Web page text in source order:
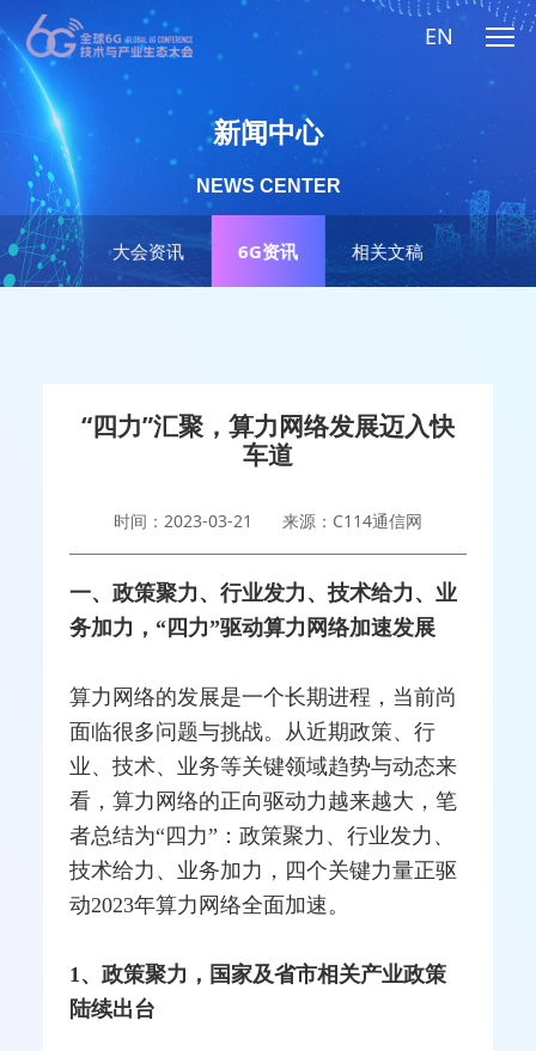
EN
大会资讯 6G资讯 相关文稿
新闻中心
NEWS CENTER
“四力”汇聚，算力网络发展迈入快
车道
时间：2023-03-21 来源：C114通信网
一、政策聚力、行业发力、技术给力、业
务加力，“四力”驱动算力网络加速发展
算力网络的发展是一个长期进程，当前尚
面临很多问题与挑战。从近期政策、行
业、技术、业务等关键领域趋势与动态来
看，算力网络的正向驱动力越来越大，笔
者总结为“四力”：政策聚力、行业发力、
技术给力、业务加力，四个关键力量正驱
动2023年算力网络全面加速。
1、政策聚力，国家及省市相关产业政策
陆续出台